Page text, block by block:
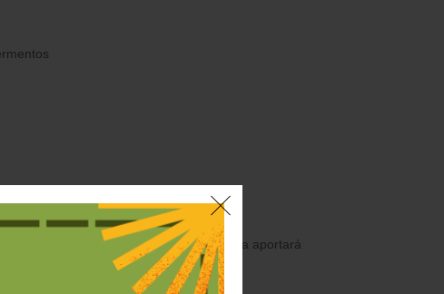
Una alternativa vegetal que sin duda aportará